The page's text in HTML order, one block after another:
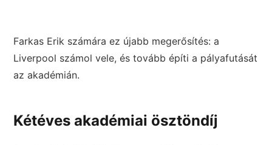
Farkas Erik számára ez újabb megerősítés: a
Liverpool számol vele, és tovább építi a pályafutását
az akadémián.
Kétéves akadémiai ösztöndíj